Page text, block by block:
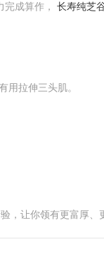
完成算作， 长寿纯芝
用拉伸三头肌。
，让你领有更富厚、